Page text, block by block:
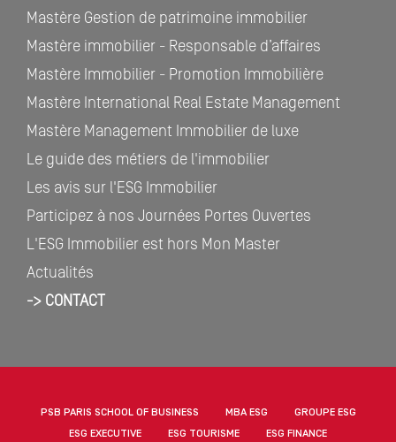
Mastère Gestion de patrimoine immobilier
Mastère immobilier - Responsable d’affaires
Mastère Immobilier - Promotion Immobilière
Mastère International Real Estate Management
Mastère Management Immobilier de luxe
Le guide des métiers de l'immobilier
Les avis sur l'ESG Immobilier
Participez à nos Journées Portes Ouvertes
L'ESG Immobilier est hors Mon Master
Actualités
-> CONTACT
PSB PARIS SCHOOL OF BUSINESS MBA ESG
GROUPE ESG
ESG EXECUTIVE
ESG TOURISME ESG FINANCE